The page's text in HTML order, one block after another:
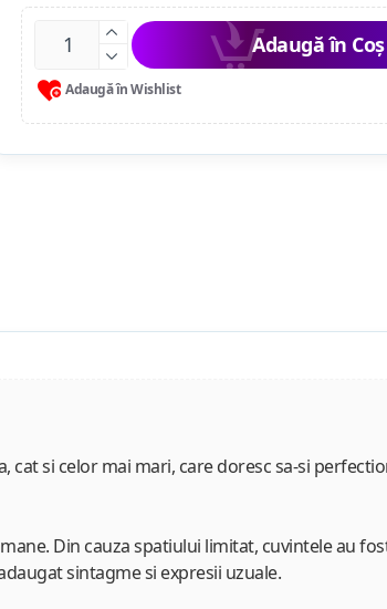
Adaugă în Coș
Adaugă în Wishlist
si celor mai mari, care doresc sa-si
Din cauza spatiului limitat, cuvintele au
sintagme si expresii uzuale.